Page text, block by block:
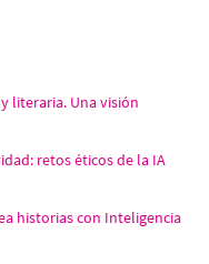
literaria. Una visión
retos éticos de la IA
historias con Inteligencia